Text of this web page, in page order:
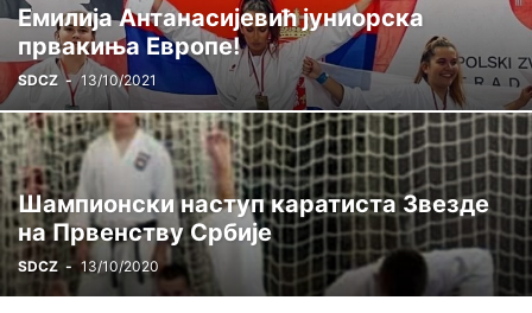
ЦРВЕНА ЗВЕЗДА ГИНИС ЏУДО ШАХ
Емилија Антанасијевић јуниорска
првакиња Европе!
SDCZ - 13/10/2021
Шампионски наступ каратиста Звезде
на Првенству Србије
SDCZ - 13/10/2020